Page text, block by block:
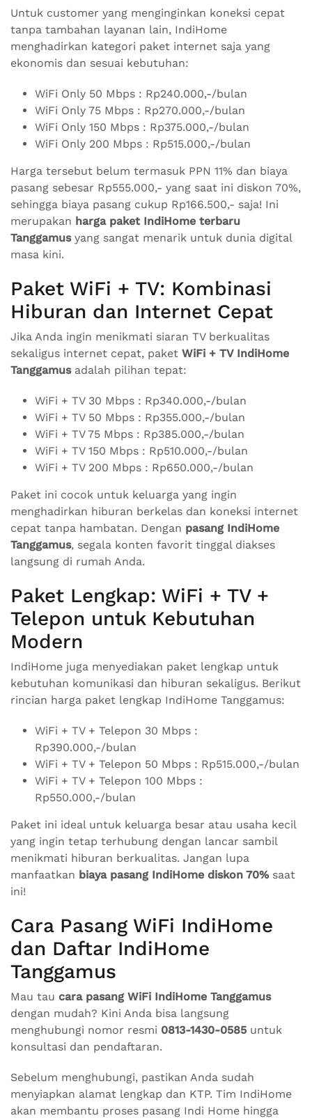
Untuk customer yang menginginkan koneksi cepat
tanpa tambahan layanan lain, IndiHome
menghadirkan kategori paket internet saja yang
ekonomis dan sesuai kebutuhan:
WiFi Only 50 Mbps : Rp240.000,-/bulan
WiFi Only 75 Mbps : Rp270.000,-/bulan
WiFi Only 150 Mbps : Rp375.000,-/bulan
WiFi Only 200 Mbps : Rp515.000,-/bulan
Harga tersebut belum termasuk PPN 11% dan biaya
pasang sebesar Rp555.000,- yang saat ini diskon 70%,
sehingga biaya pasang cukup Rp166.500,- saja! Ini
merupakan harga paket IndiHome terbaru
Tanggamusyang sangat menarik untuk dunia digital
masa kini.
Paket WiFi + TV: Kombinasi
Hiburan dan Internet Cepat
Jika Anda ingin menikmati siaran TV berkualitas
sekaligus internet cepat, paket WiFi + TV IndiHome
Tanggamusadalah pilihan tepat:
WiFi + TV 30 Mbps : Rp340.000,-/bulan
WiFi + TV 50 Mbps : Rp355.000,-/bulan
WiFi + TV 75 Mbps : Rp385.000,-/bulan
WiFi + TV 150 Mbps : Rp510.000,-/bulan
WiFi + TV 200 Mbps : Rp650.000,-/bulan
Paket ini cocok untuk keluarga yang ingin
menghadirkan hiburan berkelas dan koneksi internet
cepat tanpa hambatan. Dengan pasang IndiHome
Tanggamus, segala konten favorit tinggal diakses
langsung di rumah Anda.
Paket Lengkap: WiFi + TV +
Telepon untuk Kebutuhan
Modern
IndiHome juga menyediakan paket lengkap untuk
kebutuhan komunikasi dan hiburan sekaligus. Berikut
rincian harga paket lengkap IndiHome Tanggamus:
WiFi + TV + Telepon 30 Mbps :
Rp390.000,-/bulan
WiFi + TV + Telepon 50 Mbps : Rp515.000,-/bulan
WiFi + TV + Telepon 100 Mbps :
Rp550.000,-/bulan
Paket ini ideal untuk keluarga besar atau usaha kecil
yang ingin tetap terhubung dengan lancar sambil
menikmati hiburan berkualitas. Jangan lupa
manfaatkan biaya pasang IndiHome diskon 70% saat
ini!
Cara Pasang WiFi IndiHome
dan Daftar IndiHome
Tanggamus
Mau tau cara pasang WiFi IndiHome Tanggamus
dengan mudah? Kini Anda bisa langsung
menghubungi nomor resmi 0813-1430-0585 untuk
konsultasi dan pendaftaran.
Sebelum menghubungi, pastikan Anda sudah
menyiapkan alamat lengkap dan KTP. Tim IndiHome
akan membantu proses pasang Indi Home hingga